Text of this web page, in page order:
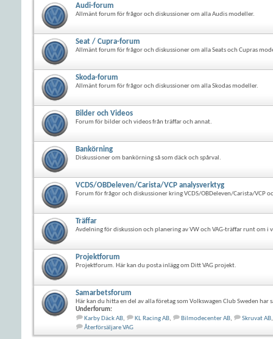
Audi-forum
Allmänt forum för frågor och diskussioner om alla Audis modeller.
Seat / Cupra-forum
Allmänt forum för frågor och diskussioner om alla Seats och Cupras
Skoda-forum
Allmänt forum för frågor och diskussioner om alla Skodas modeller.
Bilder och Videos
Forum för bilder och videos från träffar och annat.
Bankörning
Diskussioner om bankörning så som däck och spårval.
VCDS/OBDeleven/Carista/VCP analysverktyg
Forum för frågor och diskussioner kring VCDS/OBDeleven/Carista/VCP
Träffar
Avdelning för diskussion och planering av VW och VAG-träffar runt om i
Projektforum
Projektforum. Här kan du posta inlägg om Ditt VAG projekt.
Samarbetsforum
Här kan du hitta en del av alla företag som Volkswagen Club Sweden
Underforum:
Karby Däck AB, KL Racing AB, Bilmodecenter AB, Skruvat AB,
Återförsäljare VAG